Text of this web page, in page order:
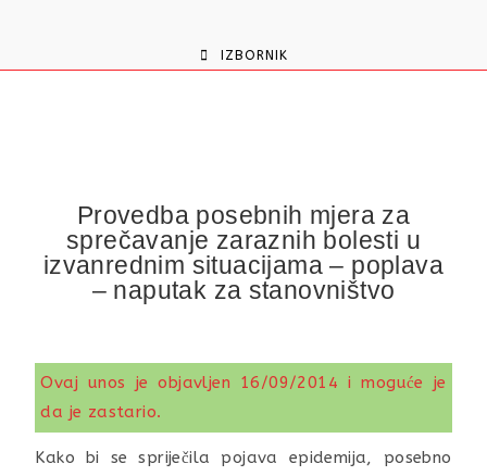
IZBORNIK
Provedba posebnih mjera za
sprečavanje zaraznih bolesti u
izvanrednim situacijama – poplava
– naputak za stanovništvo
Ovaj unos je objavljen 16/09/2014 i moguće je
da je zastario.
Kako bi se spriječila pojava epidemija, posebno